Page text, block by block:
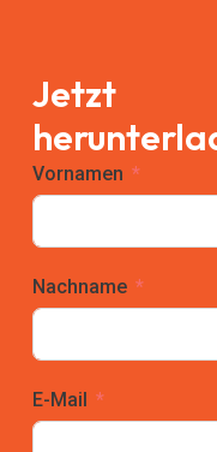
Jetzt
Vornamen
Nachname
E-Mail